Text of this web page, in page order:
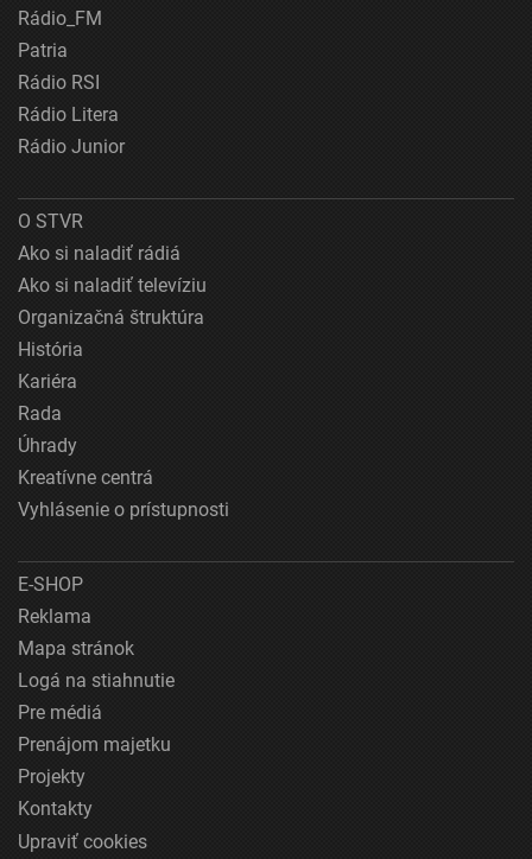
Rádio_FM
Patria
Rádio RSI
Rádio Litera
Rádio Junior
O STVR
Ako si naladiť rádiá
Ako si naladiť televíziu
Organizačná štruktúra
História
Kariéra
Rada
Úhrady
Kreatívne centrá
Vyhlásenie o prístupnosti
E-SHOP
Reklama
Mapa stránok
Logá na stiahnutie
Pre médiá
Prenájom majetku
Projekty
Kontakty
Upraviť cookies